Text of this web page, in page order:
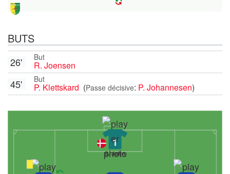
BUTS
But
R. Joensen
26'
But
P. Klettskard (Passe décisive: P. Johannesen)
45'
1
S. John